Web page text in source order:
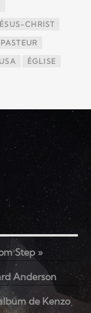
CHRIST
PASTEUR
USA ÉGLISE
Step »
Anderson
de Kenzo